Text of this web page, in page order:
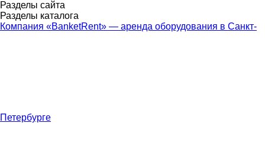
Разделы сайта
Разделы каталога
Компания «BanketRent» — аренда оборудования в Санкт-
Петербурге